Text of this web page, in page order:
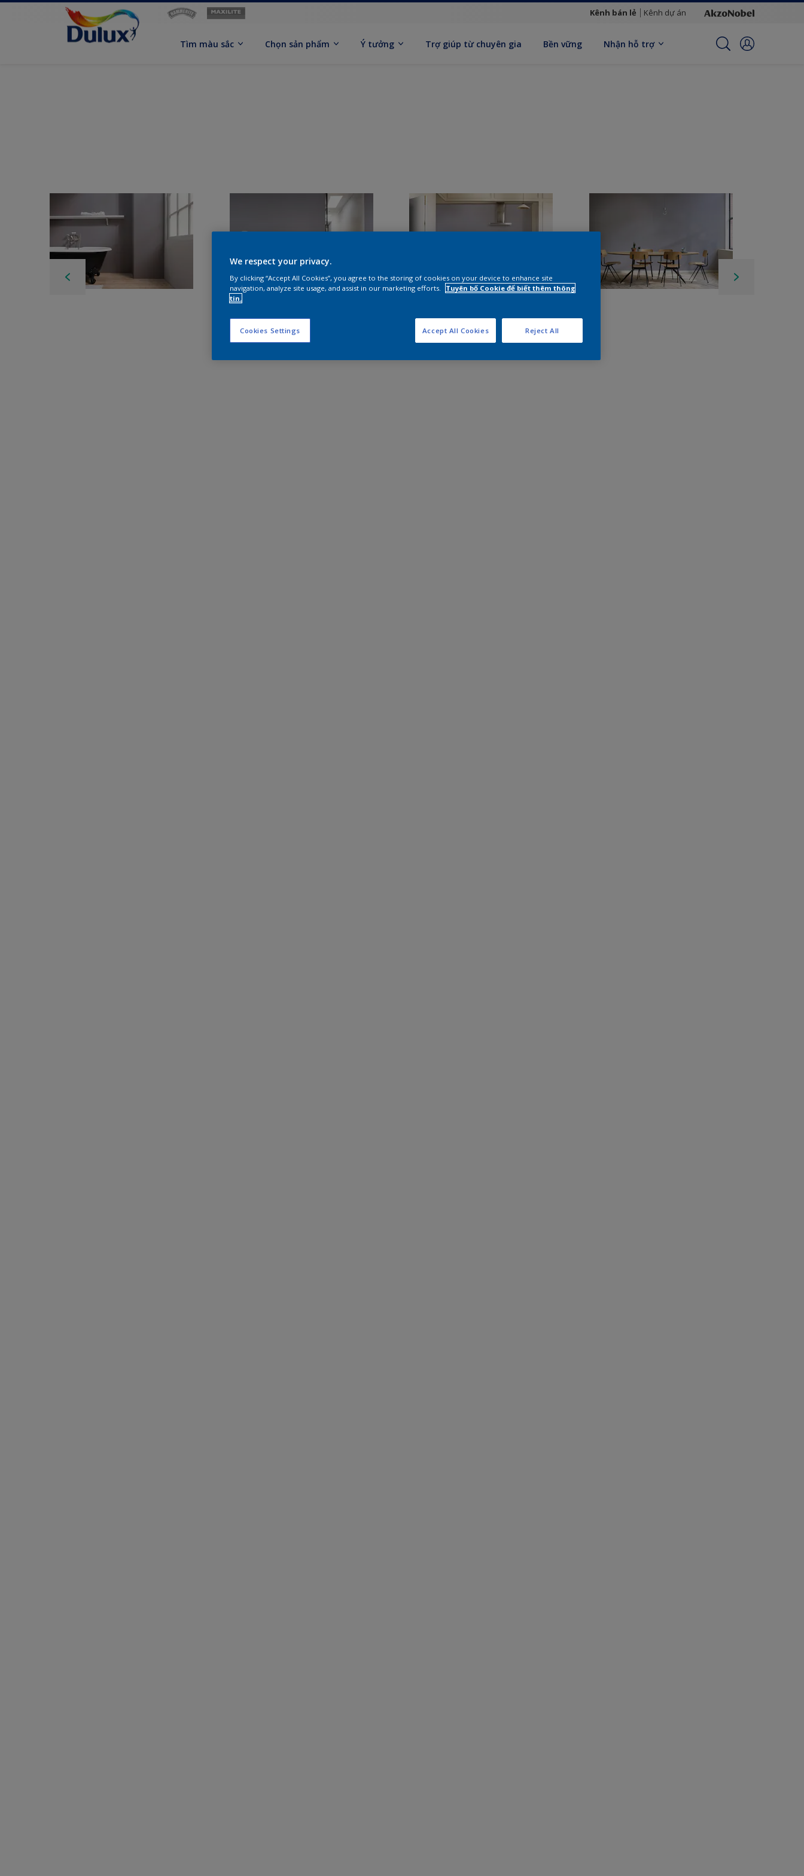
Kênh bán lẻ Kênh dự án
Tìm màu sắc Chọn sản phẩm Ý tưởng Trợ giúp từ chuyên gia Bền vững Nhận hỗ trợ
We respect your privacy.
By clicking “Accept All Cookies”, you agree to the storing of cookies on your device to enhance site
navigation, analyze site usage, and assist in our marketing efforts.
Tuyên bố Cookie để biết thêm thông
tin.
Cookies Settings Reject All
Accept All Cookies